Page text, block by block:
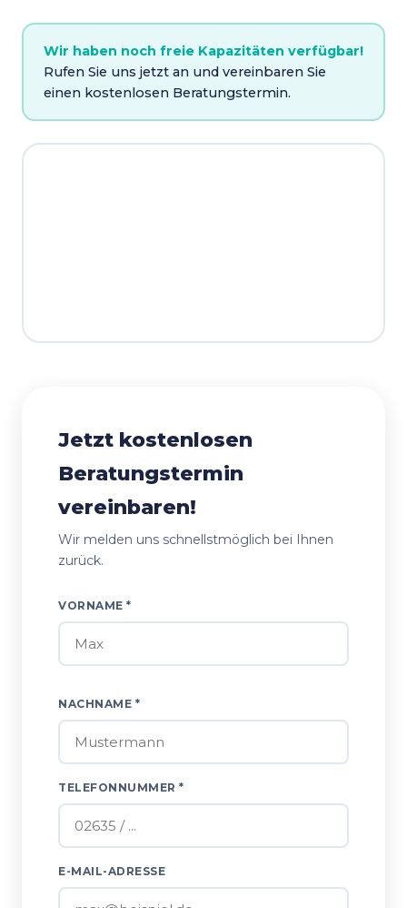
Wir haben noch freie Kapazitäten verfügbar!
Rufen Sie uns jetzt an und vereinbaren Sie
einen kostenlosen Beratungstermin.
Jetzt kostenlosen
Beratungstermin
vereinbaren!
Wir melden uns schnellstmöglich bei Ihnen
zurück.
VORNAME *
NACHNAME *
TELEFONNUMMER *
E-MAIL-ADRESSE